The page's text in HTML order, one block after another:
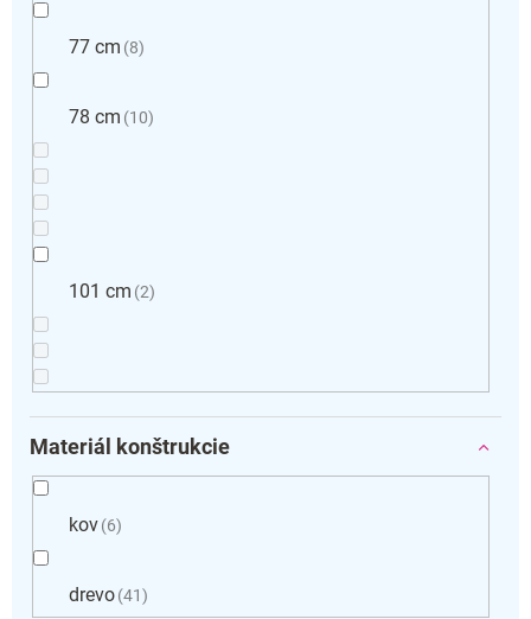
77 cm 8
78 cm 10
101 cm 2
Materiál konštrukcie
kov 6
drevo 41